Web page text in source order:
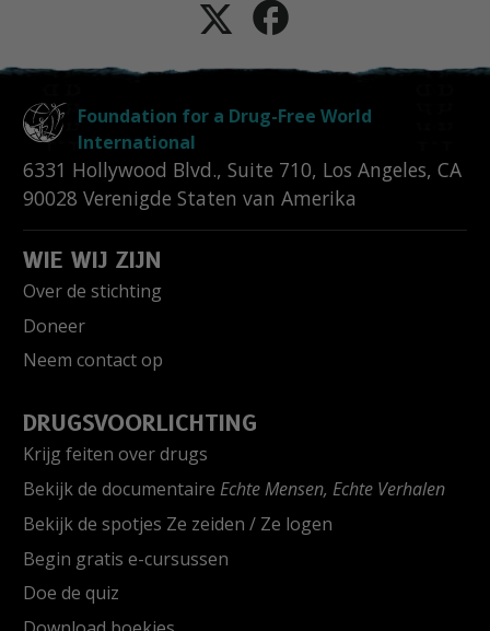
Foundation for a Drug-Free World
International
6331 Hollywood Blvd., Suite 710, Los Angeles, CA
90028 Verenigde Staten van Amerika
WIE WIJ ZIJN
Over de stichting
Doneer
Neem contact op
DRUGSVOORLICHTING
Krijg feiten over drugs
Bekijk de documentaire Echte Mensen, Echte Verhalen
Bekijk de spotjes Ze zeiden / Ze logen
Begin gratis e-cursussen
Doe de quiz